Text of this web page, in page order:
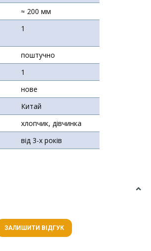
≈ 200 мм
1
поштучно
1
нове
Китай
хлопчик, дівчинка
від 3-х років
ЗАЛИШИТИ ВІДГУК